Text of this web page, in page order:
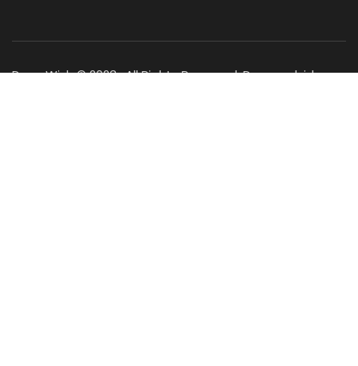
Dogs Wish © 2023 . All Rights Reserved. Desenvolvido por